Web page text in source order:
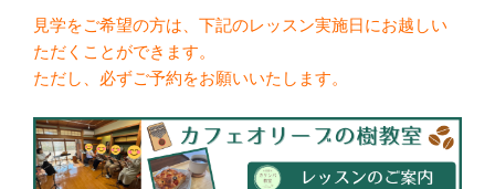
見学をご希望の方は、下記のレッスン実施日にお越しい
ただくことができます。
ただし、必ずご予約をお願いいたします。